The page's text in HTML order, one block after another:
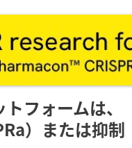
フォームは、
）または抑制